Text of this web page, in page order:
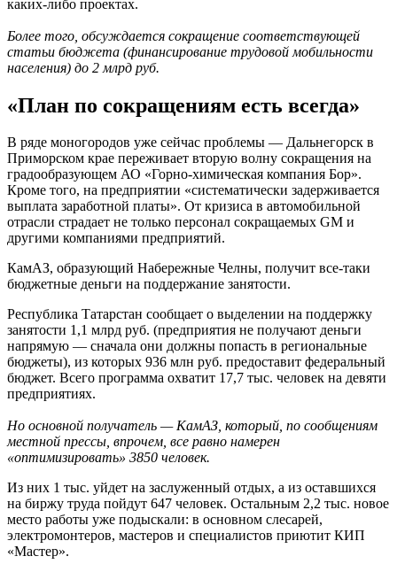
каких-либо проектах.
Более того, обсуждается сокращение соответствующей
статьи бюджета (финансирование трудовой мобильности
населения) до 2 млрд руб.
«План по сокращениям есть всегда»
В ряде моногородов уже сейчас проблемы — Дальнегорск в
Приморском крае переживает вторую волну сокращения на
градообразующем АО «Горно-химическая компания Бор».
Кроме того, на предприятии «систематически задерживается
выплата заработной платы». От кризиса в автомобильной
отрасли страдает не только персонал сокращаемых GM и
другими компаниями предприятий.
КамАЗ, образующий Набережные Челны, получит все-таки
бюджетные деньги на поддержание занятости.
Республика Татарстан сообщает о выделении на поддержку
занятости 1,1 млрд руб. (предприятия не получают деньги
напрямую — сначала они должны попасть в региональные
бюджеты), из которых 936 млн руб. предоставит федеральный
бюджет. Всего программа охватит 17,7 тыс. человек на девяти
предприятиях.
Но основной получатель — КамАЗ, который, по сообщениям
местной прессы, впрочем, все равно намерен
«оптимизировать» 3850 человек.
Из них 1 тыс. уйдет на заслуженный отдых, а из оставшихся
на биржу труда пойдут 647 человек. Остальным 2,2 тыс. новое
место работы уже подыскали: в основном слесарей,
электромонтеров, мастеров и специалистов приютит КИП
«Мастер».